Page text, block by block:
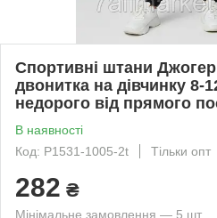
Спортивні штани
двонитка на дівчинку 8-
недорого від прямого
В наявності
Код: P1531-1005-2t
Тільки опт
282 ₴
Мінімальне замовлення — 5 шт.